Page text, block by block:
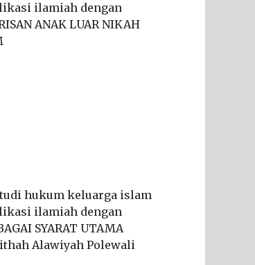
ilamiah dengan
ANAK LUAR NIKAH
hukum keluarga islam
ilamiah dengan
SYARAT UTAMA
Alawiyah Polewali